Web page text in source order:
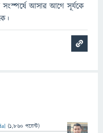
আসার আগে সূর্যকে
(1,860 পয়েন্ট)